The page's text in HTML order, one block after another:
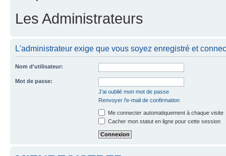
Les Administrateurs
L'administrateur exige que vous soyez enregistré et
Nom d'utilisateur:
Mot de passe:
J'ai oublié mon mot de passe
Renvoyer l'e-mail de confirmation
Me connecter automatiquement à chaque visite
Cacher mon statut en ligne pour cette session